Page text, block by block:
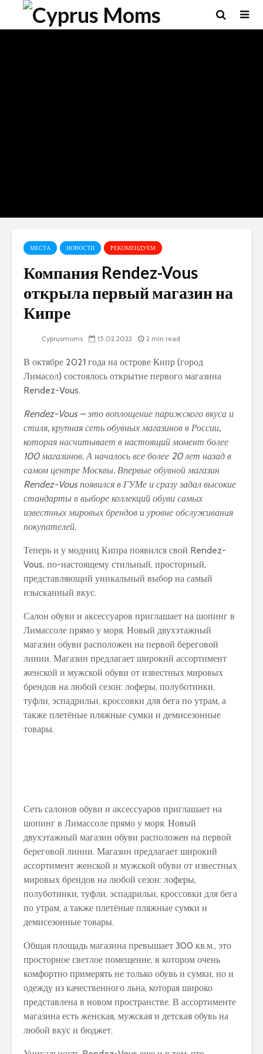
МЕСТА НОВОСТИ РЕКОМЕНДУЕМ
Компания Rendez-Vous
открыла первый магазин на
Кипре
Cyprusmoms 15.02.2022 2 min read
В октябре 2021 года на острове Кипр (город
Лимасол) состоялось открытие первого магазина
Rendez-Vous.
Rendez-Vous – это воплощение парижского вкуса и
стиля, крупная сеть обувных магазинов в России,
которая насчитывает в настоящий момент более
100 магазинов. А началось все более 20 лет назад в
самом центре Москвы. Впервые обувной магазин
Rendez-Vous появился в ГУМе и сразу задал высокие
стандарты в выборе коллекций обуви самых
известных мировых брендов и уровне обслуживания
покупателей.
Теперь и у модниц Кипра появился свой Rendez-
Vous, по-настоящему стильный, просторный,
представляющий уникальный выбор на самый
изысканный вкус.
Салон обуви и аксессуаров приглашает на шопинг в
Лимассоле прямо у моря. Новый двухэтажный
магазин обуви расположен на первой береговой
линии. Магазин предлагает широкий ассортимент
женской и мужской обуви от известных мировых
брендов на любой сезон: лоферы, полуботинки,
туфли, эспадрильи, кроссовки для бега по утрам, а
также плетёные пляжные сумки и демисезонные
товары.
Сеть салонов обуви и аксессуаров приглашает на
шопинг в Лимассоле прямо у моря. Новый
двухэтажный магазин обуви расположен на первой
береговой линии. Магазин предлагает широкий
ассортимент женской и мужской обуви от известных
мировых брендов на любой сезон: лоферы,
полуботинки, туфли, эспадрильи, кроссовки для бега
по утрам, а также плетёные пляжные сумки и
демисезонные товары.
Общая площадь магазина превышает 300 кв.м., это
просторное светлое помещение, в котором очень
комфортно примерять не только обувь и сумки, но и
одежду из качественного льна, которая широко
представлена в новом пространстве. В ассортименте
магазина есть женская, мужская и детская обувь на
любой вкус и бюджет.